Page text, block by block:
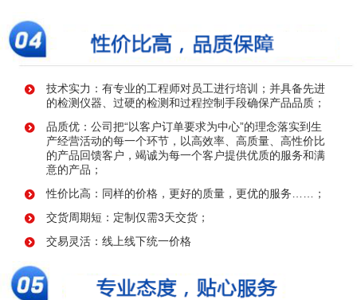
技术实力：有专业的工程师对员工进行培训；并具备先进
的检测仪器、过硬的检测和过程控制手段确保产品品质；
品质优：公司把“以客户订单要求为中心”的理念落实到生
产经营活动的每一个环节，以高效率、高质量、高性价比
的产品回馈客户，竭诚为每一个客户提供优质的服务和满
意的产品；
性价比高：同样的价格，更好的质量，更优的服务……；
交货周期短：定制仅需3天交货；
交易灵活：线上线下统一价格